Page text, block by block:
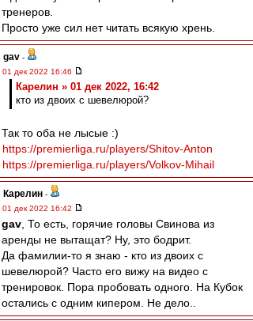
тренеров.
Просто уже сил нет читать всякую хрень.
gav -
01 дек 2022 16:46
Карелин » 01 дек 2022, 16:42
кто из двоих с шевелюрой?
Так то оба не лысые :)
https://premierliga.ru/players/Shitov-Anton
https://premierliga.ru/players/Volkov-Mihail
Карелин -
01 дек 2022 16:42
gav , То есть, горячие головы Свинова из
аренды не вытащат? Ну, это бодрит.
Да фамилии-то я знаю - кто из двоих с
шевелюрой? Часто его вижу на видео с
тренировок. Пора пробовать одного. На Кубок
остались с одним кипером. Не дело..